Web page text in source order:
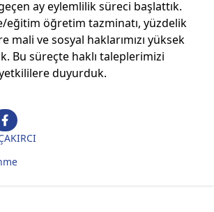
ay eylemlilik süreci başlattık.
eğitim öğretim tazminatı, yüzdelik
mali ve sosyal haklarımızı yüksek
Bu süreçte haklı taleplerimizi
duyurduk.